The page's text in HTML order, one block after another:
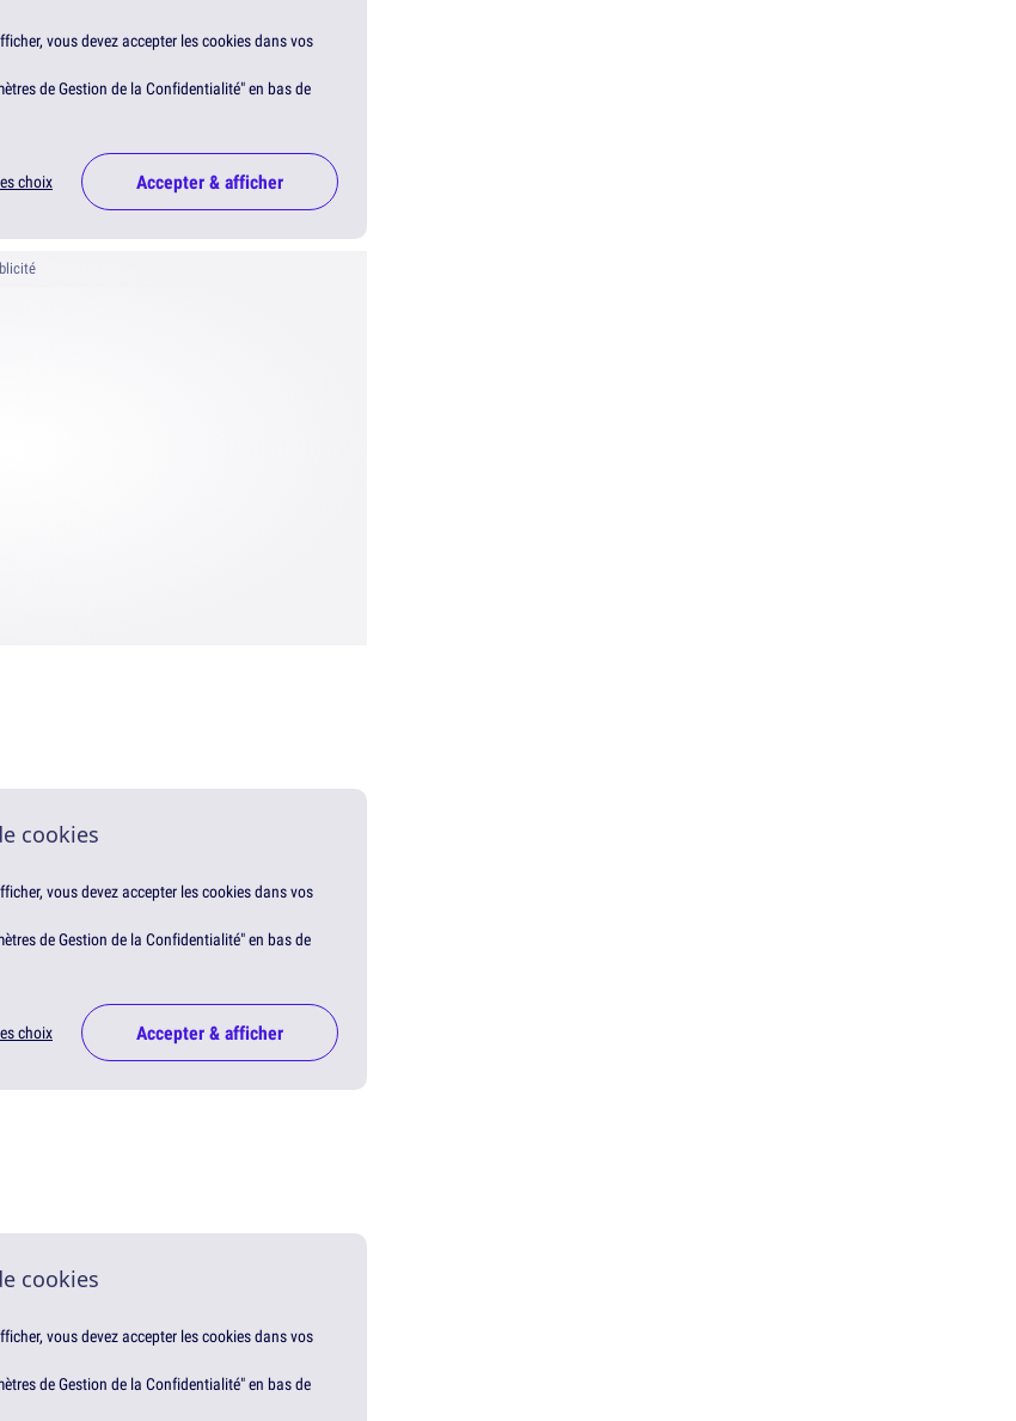
vous devez accepter les cookies dans vos
de Gestion de la Confidentialité" en bas de
choix Accepter & afficher
cookies
vous devez accepter les cookies dans vos
de Gestion de la Confidentialité" en bas de
choix Accepter & afficher
cookies
vous devez accepter les cookies dans vos
de Gestion de la Confidentialité" en bas de